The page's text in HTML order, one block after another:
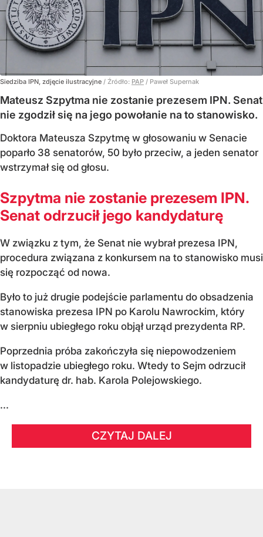
Siedziba IPN, zdjęcie ilustracyjne / Źródło: PAP / Paweł Supernak
Mateusz Szpytma nie zostanie prezesem IPN. Senat
nie zgodził się na jego powołanie na to stanowisko.
Doktora Mateusza Szpytmę w głosowaniu w Senacie
poparło 38 senatorów, 50 było przeciw, a jeden senator
wstrzymał się od głosu.
Szpytma nie zostanie prezesem IPN.
Senat odrzucił jego kandydaturę
W związku z tym, że Senat nie wybrał prezesa IPN,
procedura związana z konkursem na to stanowisko musi
się rozpocząć od nowa.
Było to już drugie podejście parlamentu do obsadzenia
stanowiska prezesa IPN po Karolu Nawrockim, który
w sierpniu ubiegłego roku objął urząd prezydenta RP.
Poprzednia próba zakończyła się niepowodzeniem
w listopadzie ubiegłego roku. Wtedy to Sejm odrzucił
kandydaturę dr. hab. Karola Polejowskiego.
...
CZYTAJ DALEJ